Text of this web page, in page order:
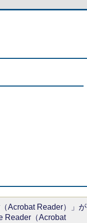
Acrobat Reader）」が
Reader（Acrobat